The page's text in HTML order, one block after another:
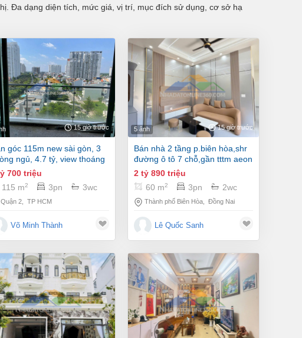
Đa dạng diện tích, mức giá, vị trí, mục đích sử dụng, cơ sở hạ
15 giờ trước
ngủ, 4.7 tỷ, view thoáng
700 triệu
115 m2 3pn 3wc
Quận 2 TP HCM
Võ Minh Thành
5 ảnh 15 giờ trước
bán nhà 2 tầng p.biên hòa,shr
đường ô tô 7 chỗ,gần tttm aeon
mall
2 tỷ 890 triệu
60 m2 3pn 2wc
Thành phố Biên Hòa Đồng Nai
Lê Quốc Sanh